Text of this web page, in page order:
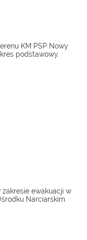
KM PSP Nowy
podstawowy.
zakresie ewakuacji w
Narciarskim